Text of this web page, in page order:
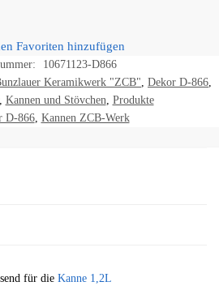
Favoriten hinzufügen
10671123-D866
Keramikwerk "ZCB", Dekor D-866,
Kannen und Stövchen, Produkte
D-866, Kannen ZCB-Werk
für die Kanne 1,2L